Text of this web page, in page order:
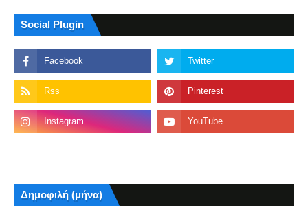
Social Plugin
Δημοφιλή (μήνα)